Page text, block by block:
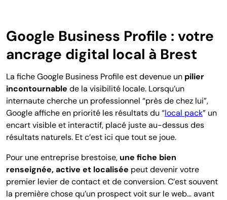
Google Business Profile : votre
ancrage digital local à Brest
La fiche Google Business Profile est devenue un pilier
incontournable de la visibilité locale. Lorsqu’un
internaute cherche un professionnel “près de chez lui”,
Google affiche en priorité les résultats du “local pack” un
encart visible et interactif, placé juste au-dessus des
résultats naturels. Et c’est ici que tout se joue.
Pour une entreprise brestoise, une fiche bien
renseignée, active et localisée peut devenir votre
premier levier de contact et de conversion. C’est souvent
la première chose qu’un prospect voit sur le web… avant